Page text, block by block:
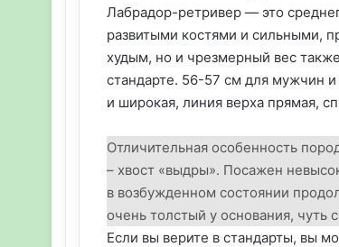
Лабрадор-ретривер — это
развитыми костями и сильными,
худым, но и чрезмерный вес
стандарте. 56-57 см для мужчин
и широкая, линия верха прямая,
Отличительная особенность
– хвост «выдры». Посажен
в возбужденном состоянии
очень толстый у основания, чуть
Если вы верите в стандарты, вы